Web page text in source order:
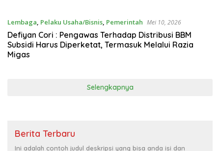
Lembaga, Pelaku Usaha/Bisnis, Pemerintah Mei 10, 2026
Defiyan Cori : Pengawas Terhadap Distribusi BBM
Subsidi Harus Diperketat, Termasuk Melalui Razia
Migas
Selengkapnya
Berita Terbaru
Ini adalah contoh judul deskripsi yang bisa anda isi dan